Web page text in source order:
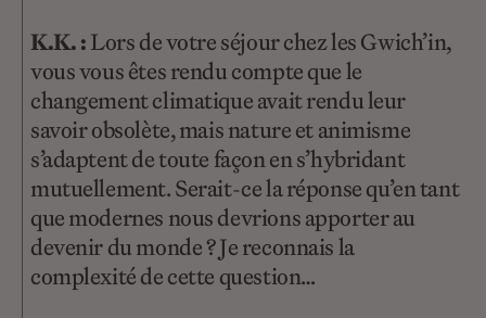
K.K. :Lors de votre séjour chez les Gwich’in,
vous vous êtes rendu compte que le
changement climatique avait rendu leur
savoir obsolète, mais nature et animisme
s’adaptent de toute façon en s’hybridant
mutuellement. Serait-ce la réponse qu’en tant
que modernes nous devrions apporter au
devenir du monde ? Je reconnais la
complexité de cette question…